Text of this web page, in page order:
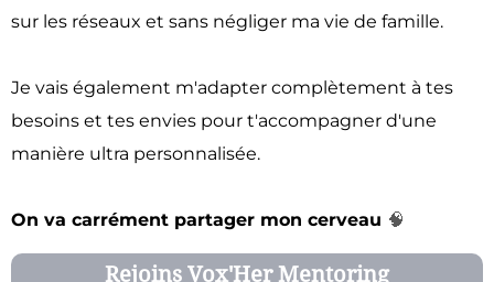
sur les réseaux et sans négliger ma vie de famille.
Je vais également m'adapter complètement à tes
besoins et tes envies pour t'accompagner d'une
manière ultra personnalisée.
On va carrément partager mon cerveau 🧠
Rejoins Vox'Her Mentoring